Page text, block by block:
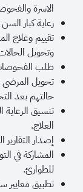
الاسرة
رعاية كبار
تقييم وعلاج
وتحويل
طلب الفحوصات
تحويل المرضى
حالتهم بعد
تنسيق
العلاج.
إصدار
المشاركة في
للطوارئ.
تطبيق معايير